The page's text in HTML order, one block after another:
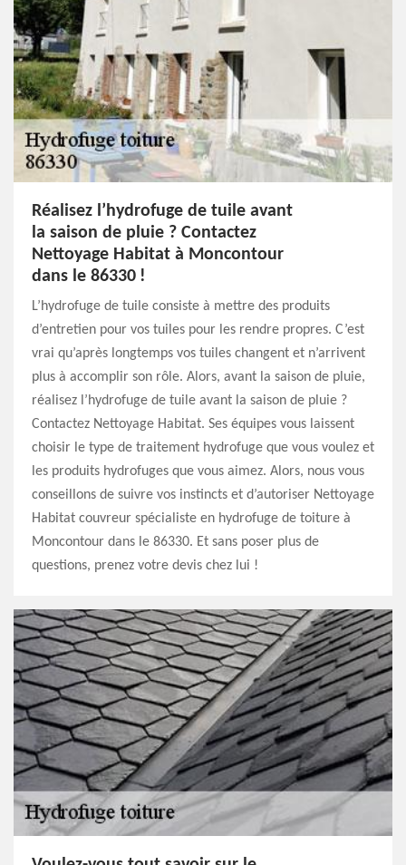
Réalisez l’hydrofuge de tuile avant
la saison de pluie ? Contactez
Nettoyage Habitat à Moncontour
dans le 86330 !
L’hydrofuge de tuile consiste à mettre des produits
d’entretien pour vos tuiles pour les rendre propres. C’est
vrai qu’après longtemps vos tuiles changent et n’arrivent
plus à accomplir son rôle. Alors, avant la saison de pluie,
réalisez l’hydrofuge de tuile avant la saison de pluie ?
Contactez Nettoyage Habitat. Ses équipes vous laissent
choisir le type de traitement hydrofuge que vous voulez et
les produits hydrofuges que vous aimez. Alors, nous vous
conseillons de suivre vos instincts et d’autoriser Nettoyage
Habitat couvreur spécialiste en hydrofuge de toiture à
Moncontour dans le 86330. Et sans poser plus de
questions, prenez votre devis chez lui !